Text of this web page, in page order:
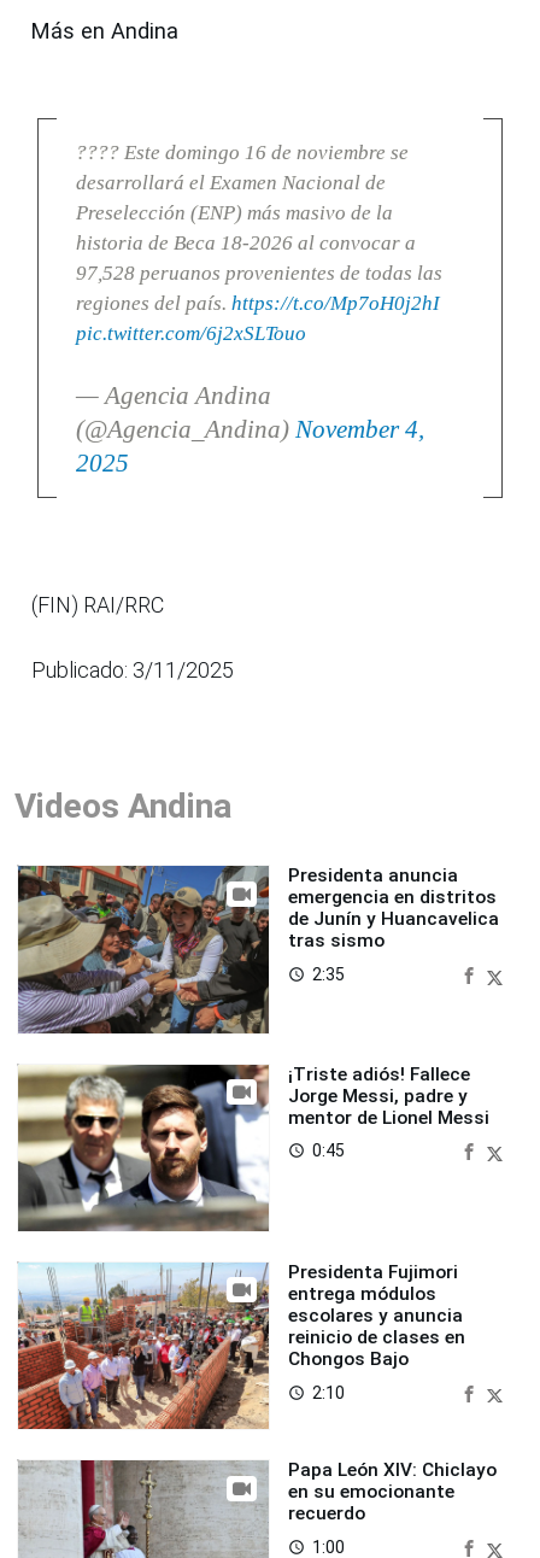
Más en Andina
???? Este domingo 16 de noviembre se
desarrollará el Examen Nacional de
Preselección (ENP) más masivo de la
historia de Beca 18-2026 al convocar a
97,528 peruanos provenientes de todas las
regiones del país. https://t.co/Mp7oH0j2hI
pic.twitter.com/6j2xSLTouo
— Agencia Andina
(@Agencia_Andina) November 4,
2025
(FIN) RAI/RRC
Publicado: 3/11/2025
Videos Andina
Presidenta anuncia
emergencia en distritos
de Junín y Huancavelica
tras sismo
access_time 2:35
¡Triste adiós! Fallece
Jorge Messi, padre y
mentor de Lionel Messi
access_time 0:45
Presidenta Fujimori
entrega módulos
escolares y anuncia
reinicio de clases en
Chongos Bajo
access_time 2:10
Papa León XIV: Chiclayo
en su emocionante
recuerdo
access_time 1:00